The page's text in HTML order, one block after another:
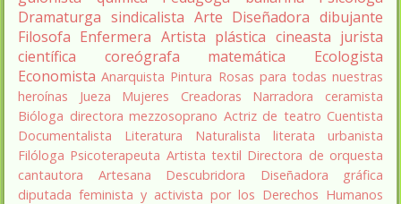
Dramaturga sindicalista Arte Diseñadora dibujante
Filosofa Enfermera Artista plástica cineasta jurista
científica
coreógrafa matemática
Ecologista
Economista Anarquista Pintura Rosas para todas nuestras
heroínas
Jueza Mujeres Creadoras Narradora
ceramista
Bióloga directora mezzosoprano Actriz de teatro Cuentista
Documentalista
Literatura Naturalista literata
urbanista
Filóloga Psicoterapeuta Artista textil Directora de orquesta
cantautora
Artesana Descubridora
Diseñadora gráfica
diputada feminista y activista por los Derechos Humanos